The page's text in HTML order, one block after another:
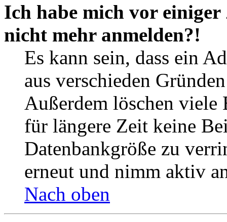
Ich habe mich vor
nicht mehr anmelden?!
Es kann sein, dass ein
aus verschieden
Außerdem löschen viele
für längere Zeit keine
Datenbankgröße zu
erneut und nimm aktiv
Nach oben